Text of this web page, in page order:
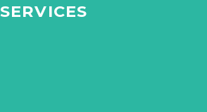
SERVICES